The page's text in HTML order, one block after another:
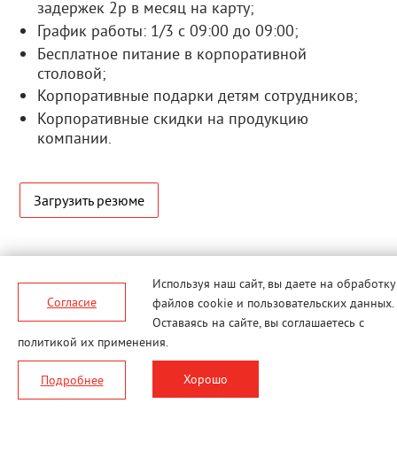
задержек 2р в месяц на карту;
График работы: 1/3 с 09:00 до 09:00;
Бесплатное питание в корпоративной
столовой;
Корпоративные подарки детям сотрудников;
Корпоративные скидки на продукцию
компании.
Загрузить резюме
© MERLION, 2026 г. Все права
защищены.
Используя наш сайт, вы даете
Согласие
на обработку
файлов cookie и пользовательских данных.
Оставаясь на сайте, вы соглашаетесь с
политикой их применения.
Подробнее Хорошо